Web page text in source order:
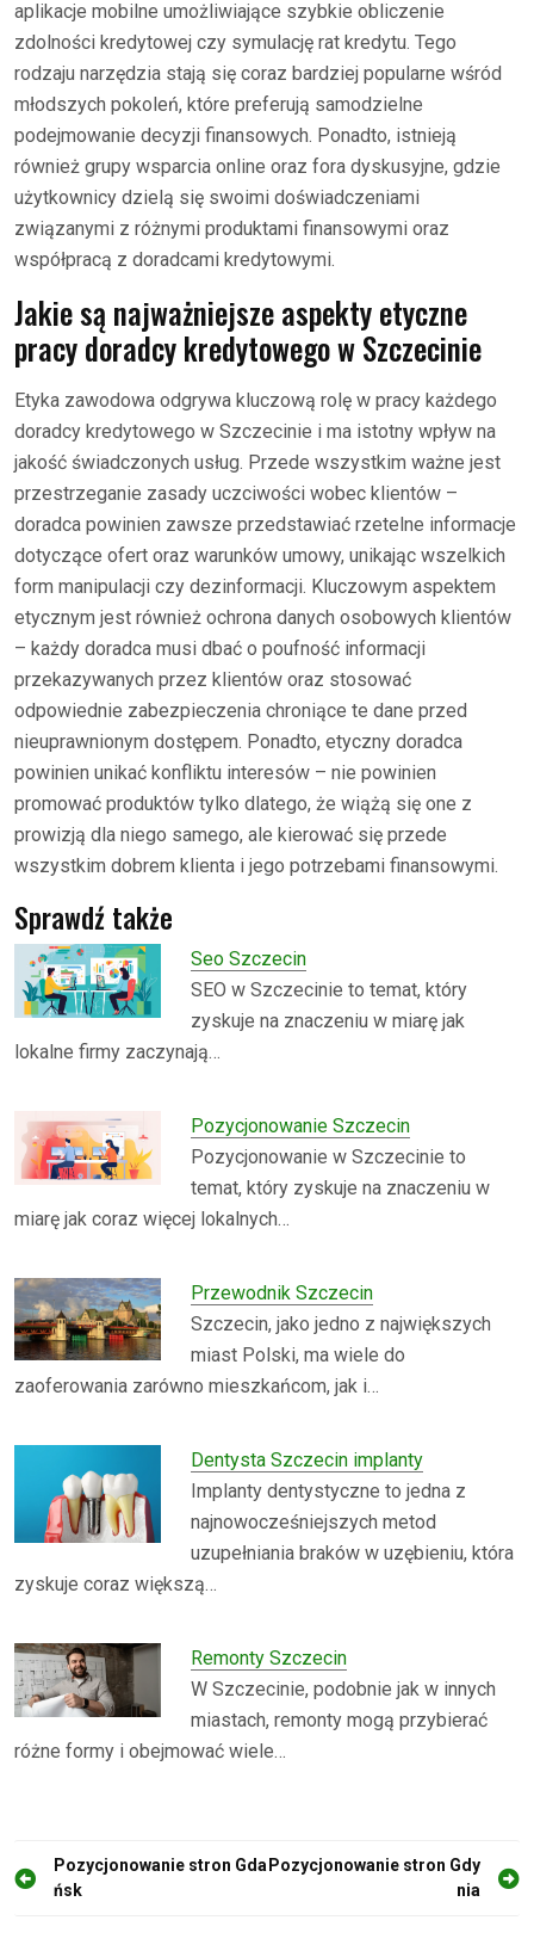
aplikacje mobilne umożliwiające szybkie obliczenie
zdolności kredytowej czy symulację rat kredytu. Tego
rodzaju narzędzia stają się coraz bardziej popularne wśród
młodszych pokoleń, które preferują samodzielne
podejmowanie decyzji finansowych. Ponadto, istnieją
również grupy wsparcia online oraz fora dyskusyjne, gdzie
użytkownicy dzielą się swoimi doświadczeniami
związanymi z różnymi produktami finansowymi oraz
współpracą z doradcami kredytowymi.
Jakie są najważniejsze aspekty etyczne
pracy doradcy kredytowego w Szczecinie
Etyka zawodowa odgrywa kluczową rolę w pracy każdego
doradcy kredytowego w Szczecinie i ma istotny wpływ na
jakość świadczonych usług. Przede wszystkim ważne jest
przestrzeganie zasady uczciwości wobec klientów –
doradca powinien zawsze przedstawiać rzetelne informacje
dotyczące ofert oraz warunków umowy, unikając wszelkich
form manipulacji czy dezinformacji. Kluczowym aspektem
etycznym jest również ochrona danych osobowych klientów
– każdy doradca musi dbać o poufność informacji
przekazywanych przez klientów oraz stosować
odpowiednie zabezpieczenia chroniące te dane przed
nieuprawnionym dostępem. Ponadto, etyczny doradca
powinien unikać konfliktu interesów – nie powinien
promować produktów tylko dlatego, że wiążą się one z
prowizją dla niego samego, ale kierować się przede
wszystkim dobrem klienta i jego potrzebami finansowymi.
Sprawdź także
Seo Szczecin
SEO w Szczecinie to temat, który
zyskuje na znaczeniu w miarę jak
lokalne firmy zaczynają…
Pozycjonowanie Szczecin
Pozycjonowanie w Szczecinie to
temat, który zyskuje na znaczeniu w
miarę jak coraz więcej lokalnych…
Przewodnik Szczecin
Szczecin, jako jedno z największych
miast Polski, ma wiele do
zaoferowania zarówno mieszkańcom, jak i…
Dentysta Szczecin implanty
Implanty dentystyczne to jedna z
najnowocześniejszych metod
uzupełniania braków w uzębieniu, która
zyskuje coraz większą…
Remonty Szczecin
W Szczecinie, podobnie jak w innych
miastach, remonty mogą przybierać
różne formy i obejmować wiele…
N
Pozycjonowanie stron Gda
ńsk
Pozycjonowanie stron Gdy
nia